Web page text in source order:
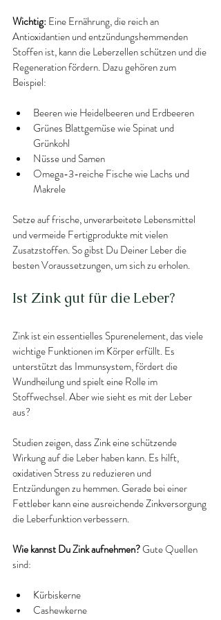
Wichtig: Eine Ernährung, die reich an
Antioxidantien und entzündungshemmenden
Stoffen ist, kann die Leberzellen schützen und die
Regeneration fördern. Dazu gehören zum
Beispiel:
Beeren wie Heidelbeeren und Erdbeeren
Grünes Blattgemüse wie Spinat und
Grünkohl
Nüsse und Samen
Omega-3-reiche Fische wie Lachs und
Makrele
Setze auf frische, unverarbeitete Lebensmittel
und vermeide Fertigprodukte mit vielen
Zusatzstoffen. So gibst Du Deiner Leber die
besten Voraussetzungen, um sich zu erholen.
Ist Zink gut für die Leber?
Zink ist ein essentielles Spurenelement, das viele
wichtige Funktionen im Körper erfüllt. Es
unterstützt das Immunsystem, fördert die
Wundheilung und spielt eine Rolle im
Stoffwechsel. Aber wie sieht es mit der Leber
aus?
Studien zeigen, dass Zink eine schützende
Wirkung auf die Leber haben kann. Es hilft,
oxidativen Stress zu reduzieren und
Entzündungen zu hemmen. Gerade bei einer
Fettleber kann eine ausreichende Zinkversorgung
die Leberfunktion verbessern.
Wie kannst Du Zink aufnehmen? Gute Quellen
sind:
Kürbiskerne
Cashewkerne